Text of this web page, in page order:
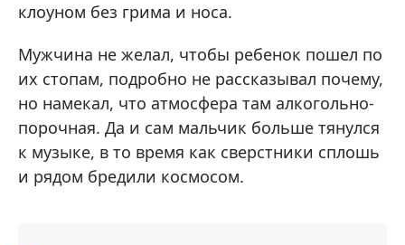
клоуном без грима и носа.
Мужчина не желал, чтобы ребенок пошел по
их стопам, подробно не рассказывал почему,
но намекал, что атмосфера там алкогольно-
порочная. Да и сам мальчик больше тянулся
к музыке, в то время как сверстники сплошь
и рядом бредили космосом.